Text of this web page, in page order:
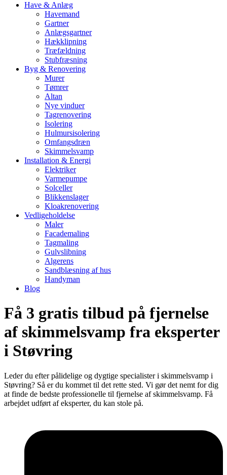
Have & Anlæg
Havemand
Gartner
Anlægsgartner
Hækklipning
Træfældning
Stubfræsning
Byg & Renovering
Murer
Tømrer
Altan
Nye vinduer
Tagrenovering
Isolering
Hulmursisolering
Omfangsdræn
Skimmelsvamp
Installation & Energi
Elektriker
Varmepumpe
Solceller
Blikkenslager
Kloakrenovering
Vedligeholdelse
Maler
Facademaling
Tagmaling
Gulvslibning
Algerens
Sandblæsning af hus
Handyman
Blog
Få 3 gratis tilbud på fjernelse
af skimmelsvamp fra eksperter
i Støvring
Leder du efter pålidelige og dygtige specialister i skimmelsvamp i
Støvring? Så er du kommet til det rette sted. Vi gør det nemt for dig
at finde de bedste professionelle til fjernelse af skimmelsvamp. Få
arbejdet udført af eksperter, du kan stole på.